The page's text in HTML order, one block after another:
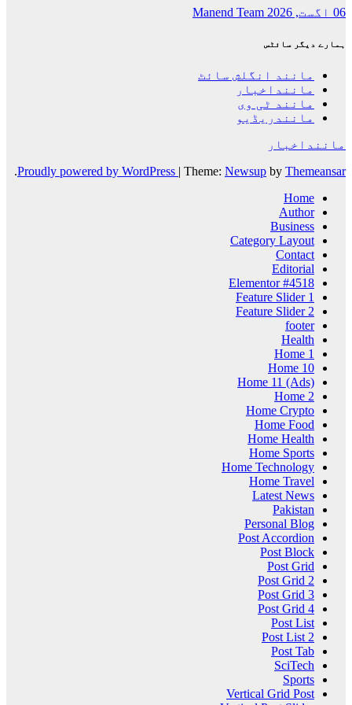
06 اگست, 2026 Manend Team
ہمارے دیگر سائٹس
مانند انگلش سائٹ
ماننداخبار
مانند ٹی وی
مانندریڈیو
ماننداخبار
Proudly powered by WordPress | Theme: Newsup by Themeansar
.
Home
Author
Business
Category Layout
Contact
Editorial
Elementor #4518
Feature Slider 1
Feature Slider 2
footer
Health
Home 1
Home 10
Home 11 (Ads)
Home 2
Home Crypto
Home Food
Home Health
Home Sports
Home Technology
Home Travel
Latest News
Pakistan
Personal Blog
Post Accordion
Post Block
Post Grid
Post Grid 2
Post Grid 3
Post Grid 4
Post List
Post List 2
Post Tab
SciTech
Sports
Vertical Grid Post